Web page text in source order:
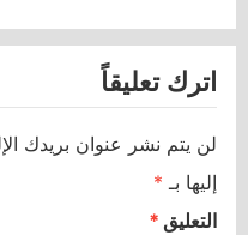
اترك تعليقاً
لن يتم نشر عنوان بريدك
إليها بـ *
التعليق *